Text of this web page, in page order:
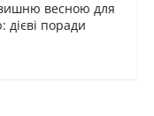
весною для
поради